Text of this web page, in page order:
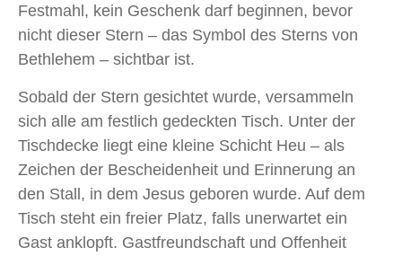
Festmahl, kein Geschenk darf beginnen, bevor
nicht dieser Stern – das Symbol des Sterns von
Bethlehem – sichtbar ist.
Sobald der Stern gesichtet wurde, versammeln
sich alle am festlich gedeckten Tisch. Unter der
Tischdecke liegt eine kleine Schicht Heu – als
Zeichen der Bescheidenheit und Erinnerung an
den Stall, in dem Jesus geboren wurde. Auf dem
Tisch steht ein freier Platz, falls unerwartet ein
Gast anklopft. Gastfreundschaft und Offenheit